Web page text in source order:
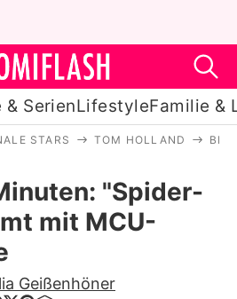
& SerienLifestyleFamilie &
Stars
& Serien
Lifestyle
STARS TOM HOLLAND BIS
"Spider-
mit MCU-
Geißenhöner